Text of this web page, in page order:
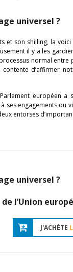
universel ?
et son shilling, la
il y a les
normal
contente d’affirmer
européen a
ses engagements
entorses
universel ?
l’Union
J'ACHÈTE